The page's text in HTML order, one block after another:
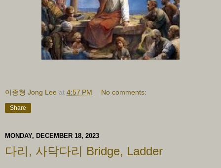
이종형 Jong Lee at 4:57 PM No comments:
Share
MONDAY, DECEMBER 18, 2023
다리, 사닥다리 Bridge, Ladder